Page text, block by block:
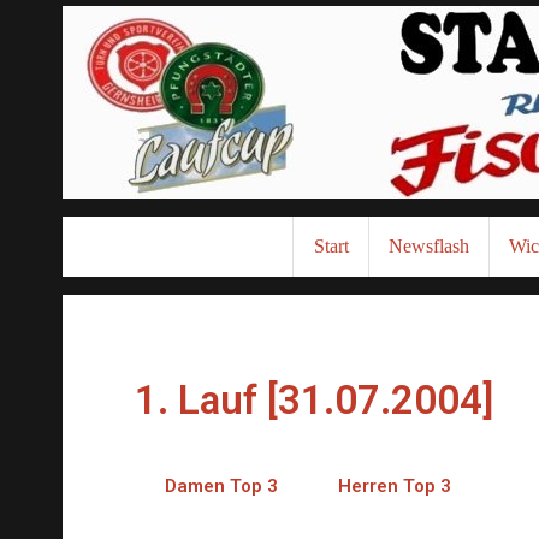
Start Newsflash
1. Lauf [31.07.2004]
Damen Top 3 Herren Top 3